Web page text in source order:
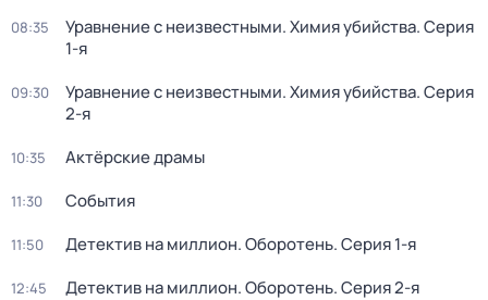
08:35 Уравнение с неизвестными. Химия убийства. Серия
1-я
09:30 Уравнение с неизвестными. Химия убийства. Серия
2-я
10:35 Актёрские драмы
11:30 События
11:50 Детектив на миллион. Оборотень. Серия 1-я
12:45 Детектив на миллион. Оборотень. Серия 2-я